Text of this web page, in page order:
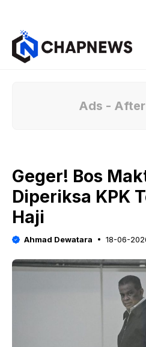
Ads -
Geger! Bos
Diperiksa KPK
Haji
Ahmad Dewatara 18-06-